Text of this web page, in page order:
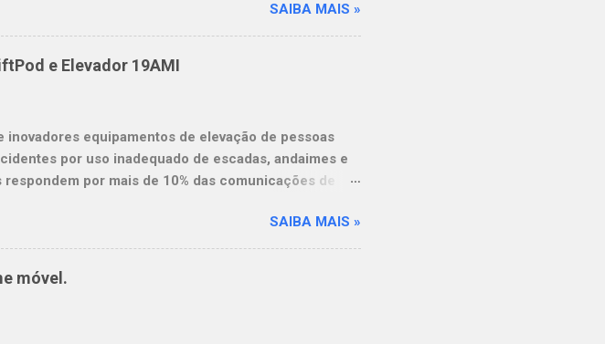
O equipamento garante um ambiente de trabalho
corpos, piso antiderrapante e sistema de
estabiliza a plataforma, mesmo em pisos
e tranquilidade durante a execução das tarefas. A
agilidade se traduz em maior eficiência na exec...
SAIBA MAIS »
e Elevador 19AMI
equipamentos de elevação de pessoas
por uso inadequado de escadas, andaimes e
por mais de 10% das comunicações de
a estabilidade e segurança são essenciais. Para
oferecemos os elevadores individuais 19AMI. O
e mais conforto, além de ter grande
ciclos. #artistaplástico @ticocanato As
SAIBA MAIS »
móvel.